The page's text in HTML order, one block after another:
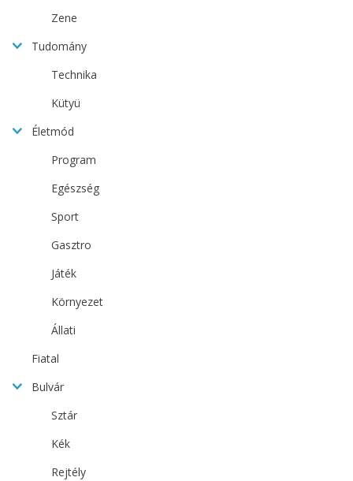
Zene
Tudomány
Technika
Kütyü
Életmód
Program
Egészség
Sport
Gasztro
Játék
Környezet
Állati
Fiatal
Bulvár
Sztár
Kék
Rejtély